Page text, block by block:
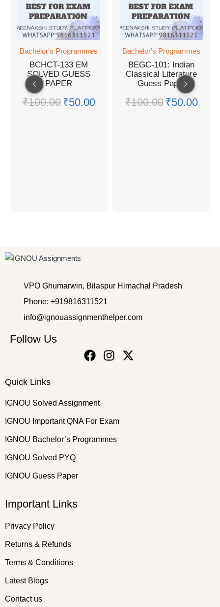
Bachelor's Programmes
BCHCT-133 EM
SOLVED GUESS
PAPER
₹100.00 ₹50.00
Bachelor's Programmes
BEGC-101: Indian
Classical Literature
Guess Paper
₹100.00 ₹50.00
VPO Ghumarwin, Bilaspur Himachal Pradesh
Phone: +919816311521
info@ignouassignmenthelper.com
Follow Us
Quick Links
IGNOU Solved Assignment
IGNOU Important QNA For Exam
IGNOU Bachelor’s Programmes
IGNOU Solved PYQ
IGNOU Guess Paper
Important Links
Privacy Policy
Returns & Refunds
Terms & Conditions
Latest Blogs
Contact us